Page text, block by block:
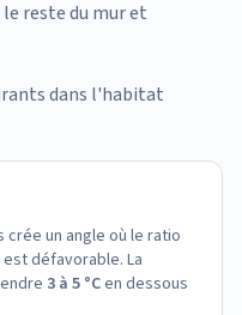
reste du mur et
dans l'habitat
un angle où le ratio
défavorable. La
3 à 5 °Cen dessous